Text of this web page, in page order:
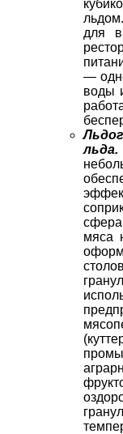
для
—
воды
льда.
мяса